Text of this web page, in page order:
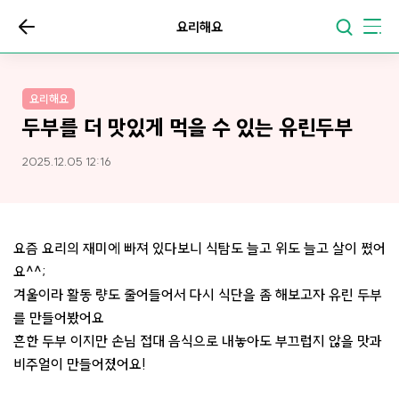
요리해요
요리해요
두부를 더 맛있게 먹을 수 있는 유린두부
2025.12.05 12:16
요즘 요리의 재미에 빠져 있다보니 식탐도 늘고 위도 늘고 살이 쪘어
요^^;
겨울이라 활동 량도 줄어들어서 다시 식단을 좀 해보고자 유린 두부
를 만들어봤어요
흔한 두부 이지만 손님 접대 음식으로 내놓아도 부끄럽지 않을 맛과
비주얼이 만들어졌어요!